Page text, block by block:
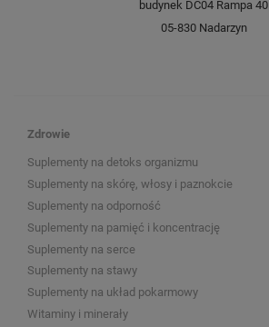
budynek DC04 Rampa 40
05-830 Nadarzyn
Zdrowie
Suplementy na detoks organizmu
Suplementy na skórę, włosy i paznokcie
Suplementy na odporność
Suplementy na pamięć i koncentrację
Suplementy na serce
Suplementy na stawy
Suplementy na układ pokarmowy
Witaminy i minerały